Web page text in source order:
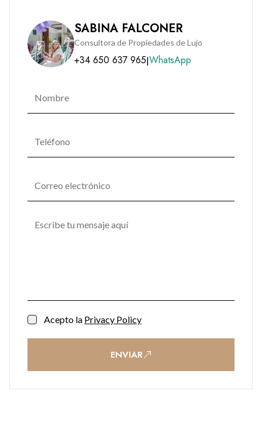
SABINA FALCONER
Consultora de Propiedades de Lujo
+34 650 637 965|WhatsApp
Acepto la Privacy Policy
ENVIAR